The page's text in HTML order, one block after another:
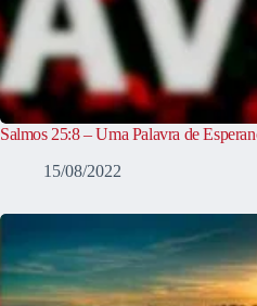
Salmos 25:8 – Uma Palavra de
15/08/2022